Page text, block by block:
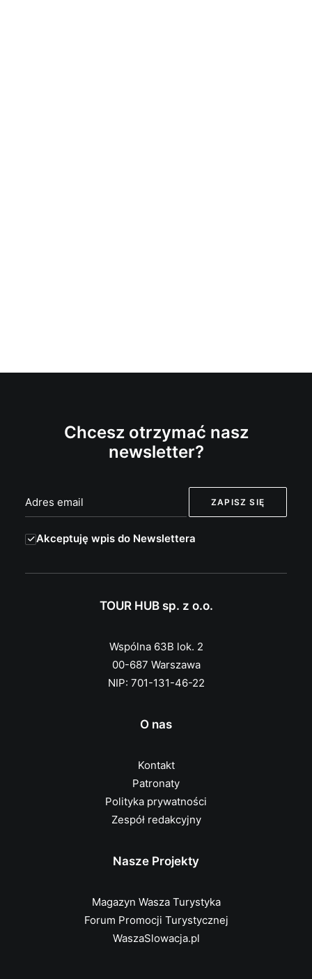
Chcesz otrzymać nasz
newsletter?
Akceptuję wpis do Newslettera
TOUR HUB sp. z o.o.
Wspólna 63B lok. 2
00-687 Warszawa
NIP: 701-131-46-22
O nas
Kontakt
Patronaty
Polityka prywatności
Zespół redakcyjny
Nasze Projekty
Magazyn Wasza Turystyka
Forum Promocji Turystycznej
WaszaSlowacja.pl